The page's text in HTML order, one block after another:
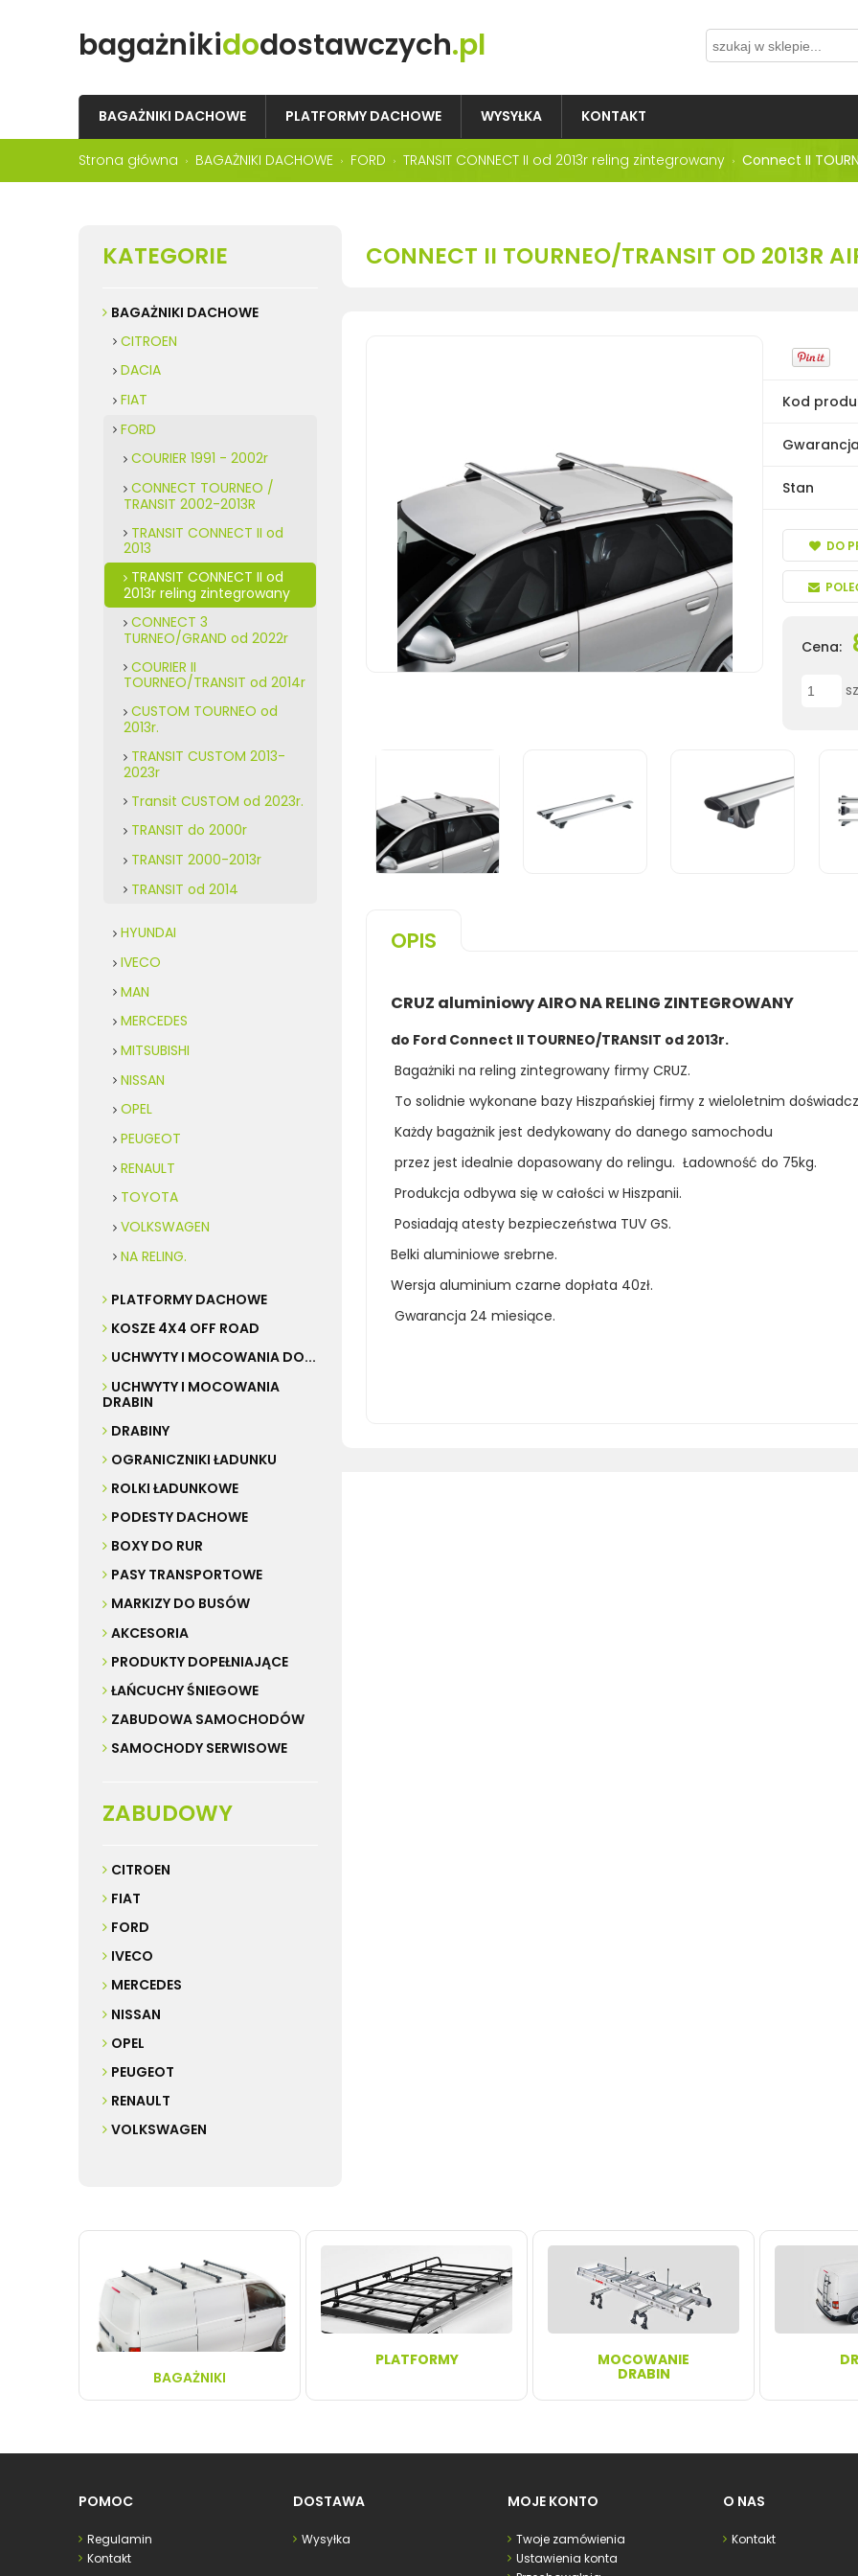
bagażnikidodostawczych.pl
BAGAŻNIKI DACHOWE PLATFORMY DACHOWE WYSYŁKA KONTAKT
Strona główna BAGAŻNIKI DACHOWE FORD TRANSIT CONNECT II od 2013r reling zintegrowany Connect II
KATEGORIE
BAGAŻNIKI DACHOWE
CITROEN
DACIA
FIAT
FORD
COURIER 1991 - 2002r
CONNECT TOURNEO /
TRANSIT 2002-2013R
TRANSIT CONNECT II od
2013
TRANSIT CONNECT II od
2013r reling zintegrowany
CONNECT 3
TURNEO/GRAND od 2022r
COURIER II
TOURNEO/TRANSIT od 2014r
CUSTOM TOURNEO od
2013r.
TRANSIT CUSTOM 2013-
2023r
Transit CUSTOM od 2023r.
TRANSIT do 2000r
TRANSIT 2000-2013r
TRANSIT od 2014
HYUNDAI
IVECO
MAN
MERCEDES
MITSUBISHI
NISSAN
OPEL
PEUGEOT
RENAULT
TOYOTA
VOLKSWAGEN
NA RELING.
PLATFORMY DACHOWE
KOSZE 4X4 OFF ROAD
UCHWYTY I MOCOWANIA DO...
UCHWYTY I MOCOWANIA
DRABIN
DRABINY
OGRANICZNIKI ŁADUNKU
ROLKI ŁADUNKOWE
PODESTY DACHOWE
BOXY DO RUR
PASY TRANSPORTOWE
MARKIZY DO BUSÓW
AKCESORIA
PRODUKTY DOPEŁNIAJĄCE
ŁAŃCUCHY ŚNIEGOWE
ZABUDOWA SAMOCHODÓW
SAMOCHODY SERWISOWE
ZABUDOWY
CITROEN
FIAT
FORD
IVECO
MERCEDES
NISSAN
OPEL
PEUGEOT
RENAULT
VOLKSWAGEN
CONNECT II TOURNEO/TRANSIT OD 2013R
Kod
Gwarancja
Stan
DO
Cena:
OPIS
CRUZ aluminiowy AIRO NA RELING ZINTEGROWANY
do Ford Connect II TOURNEO/TRANSIT od 2013r.
Bagażniki na reling zintegrowany firmy CRUZ.
To solidnie wykonane bazy Hiszpańskiej firmy z wieloletnim
Każdy bagażnik jest dedykowany do danego samochodu
przez jest idealnie dopasowany do relingu. Ładowność do 75kg.
Produkcja odbywa się w całości w Hiszpanii.
Posiadają atesty bezpieczeństwa TUV GS.
Belki aluminiowe srebrne.
Wersja aluminium czarne dopłata 40zł.
Gwarancja 24 miesiące.
BAGAŻNIKI
PLATFORMY MOCOWANIE
DRABIN
POMOC
Regulamin
Kontakt
DOSTAWA
Wysyłka
MOJE KONTO
Twoje zamówienia
Ustawienia konta
O NAS
Kontakt